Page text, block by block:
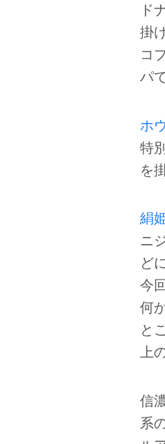
ド
掛
コ
パ
ホ
特
を
絹
ニ
ど
今
何
と
上
信
系